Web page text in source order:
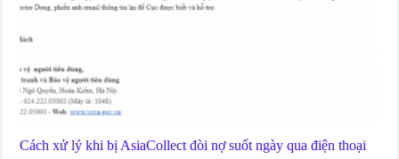
Cách xử lý khi bị AsiaCollect đòi nợ suốt ngày qua điện thoại